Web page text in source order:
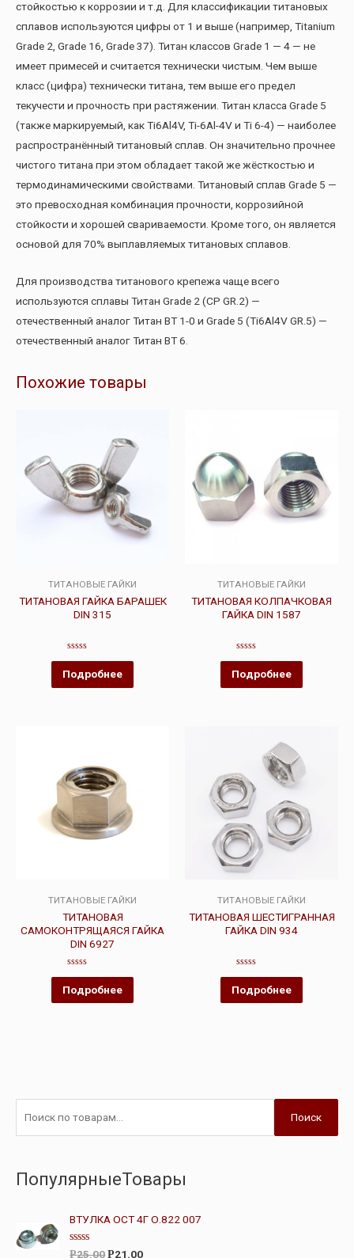
стойкостью к коррозии и т.д. Для классификации титановых
сплавов используются цифры от 1 и выше (например, Titanium
Grade 2, Grade 16, Grade 37). Титан классов Grade 1 — 4 — не
имеет примесей и считается технически чистым. Чем выше
класс (цифра) технически титана, тем выше его предел
текучести и прочность при растяжении. Титан класса Grade 5
(также маркируемый, как Ti6Al4V, Ti-6Al-4V и Ti 6-4) — наиболее
распространённый титановый сплав. Он значительно прочнее
чистого титана при этом обладает такой же жёсткостью и
термодинамическими свойствами. Титановый сплав Grade 5 —
это превосходная комбинация прочности, коррозийной
стойкости и хорошей свариваемости. Кроме того, он является
основой для 70% выплавляемых титановых сплавов.
Для производства титанового крепежа чаще всего
используются сплавы Титан Grade 2 (CP GR.2) —
отечественный аналог Титан ВТ 1-0 и Grade 5 (Ti6Al4V GR.5) —
отечественный аналог Титан ВТ 6.
Похожие товары
ТИТАНОВЫЕ ГАЙКИ
ТИТАНОВАЯ ГАЙКА БАРАШЕК
DIN 315
Оценка
0
из
5
Подробнее
ТИТАНОВЫЕ ГАЙКИ
ТИТАНОВАЯ КОЛПАЧКОВАЯ
ГАЙКА DIN 1587
Оценка
0
из
5
Подробнее
ТИТАНОВЫЕ ГАЙКИ
ТИТАНОВАЯ
САМОКОНТРЯЩАЯСЯ ГАЙКА
DIN 6927
Оценка
0
из
5
Подробнее
ТИТАНОВЫЕ ГАЙКИ
ТИТАНОВАЯ ШЕСТИГРАННАЯ
ГАЙКА DIN 934
Оценка
0
из
5
Подробнее
Поиск
ПопулярныеТовары
ВТУЛКА ОСТ 4Г О.822 007
О
Р25.00 Р21.00